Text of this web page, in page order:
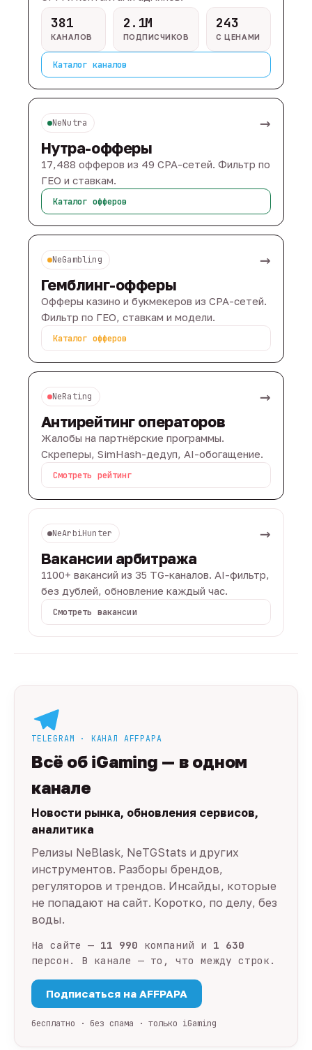
381
КАНАЛОВ
2.1M
ПОДПИСЧИКОВ
243
С ЦЕНАМИ
Каталог каналов
NeNutra →
Нутра-офферы
17,488 офферов из 49 CPA-сетей. Фильтр по
ГЕО и ставкам.
Каталог офферов
NeGambling →
Гемблинг-офферы
Офферы казино и букмекеров из CPA-сетей.
Фильтр по ГЕО, ставкам и модели.
Каталог офферов
NeRating →
Антирейтинг операторов
Жалобы на партнёрские программы.
Скреперы, SimHash-дедуп, AI-обогащение.
Смотреть рейтинг
NeArbiHunter →
Вакансии арбитража
1100+ вакансий из 35 TG-каналов. AI-фильтр,
без дублей, обновление каждый час.
Смотреть вакансии
TELEGRAM · КАНАЛ AFFPAPA
Всё об iGaming — в одном
канале
Новости рынка, обновления сервисов,
аналитика
Релизы NeBlask, NeTGStats и других
инструментов. Разборы брендов,
регуляторов и трендов. Инсайды, которые
не попадают на сайт. Коротко, по делу, без
воды.
На сайте — 11 990 компаний и 1 630
персон. В канале — то, что между строк.
Подписаться на AFFPAPA
бесплатно · без спама · только iGaming